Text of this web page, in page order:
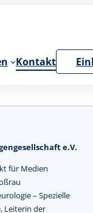
Kontakt
e.V.
für Medien
– Spezielle
Leiterin der